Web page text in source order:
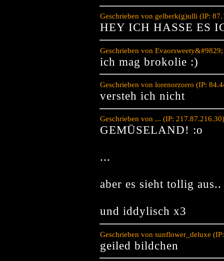
Geschrieben von gelberk(g)ulli (IP:
HEY ICH HASSE ES
Geschrieben von
ich mag brokolie :)
Geschrieben von lorenorzorro (IP:
versteh ich nicht
Geschrieben von ... (IP:
GEMÜSELAND! :o
...
aber es sieht tollig aus..
und iddylisch x3
Geschrieben von sunflower_deluxe
geiled bildchen